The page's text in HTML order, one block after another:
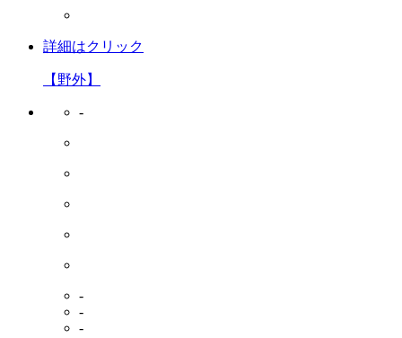
詳細はクリック
【野外】
-
-
-
-